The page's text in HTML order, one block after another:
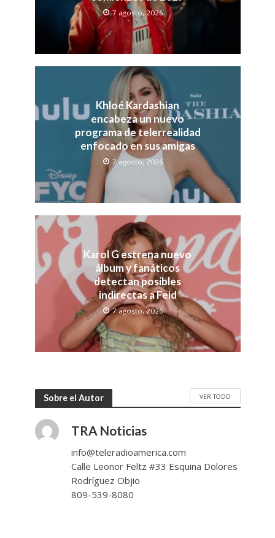
7 agosto, 2026
Khloé Kardashian
encabeza un nuevo
programa de telerrealidad
enfocado en sus amigas
7 agosto, 2026
Karol G estrena nuevo
álbum y fanáticos
detectan posibles
indirectas a Feid
7 agosto, 2026
Sobre el Autor VER TODO
TRA Noticias
info@teleradioamerica.com
Calle Leonor Feltz #33 Esquina Dolores
Rodríguez Objio
809-539-8080